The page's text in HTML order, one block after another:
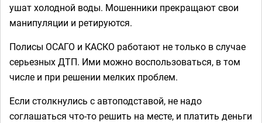
ушат холодной воды. Мошенники прекращают свои
манипуляции и ретируются.
Полисы ОСАГО и КАСКО работают не только в случае
серьезных ДТП. Ими можно воспользоваться, в том
числе и при решении мелких проблем.
Если столкнулись с автоподставой, не надо
соглашаться что-то решить на месте, и платить деньги